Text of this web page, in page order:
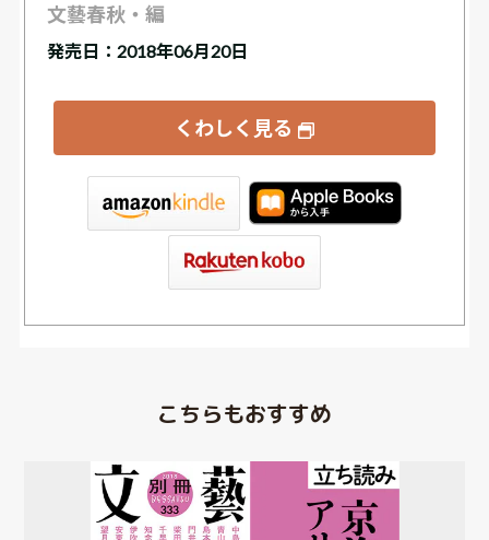
文藝春秋・編
発売日：2018年06月20日
くわしく見る
こちらもおすすめ